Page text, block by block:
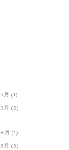
5月 (1)
2月 (2)
8月 (1)
5月 (3)